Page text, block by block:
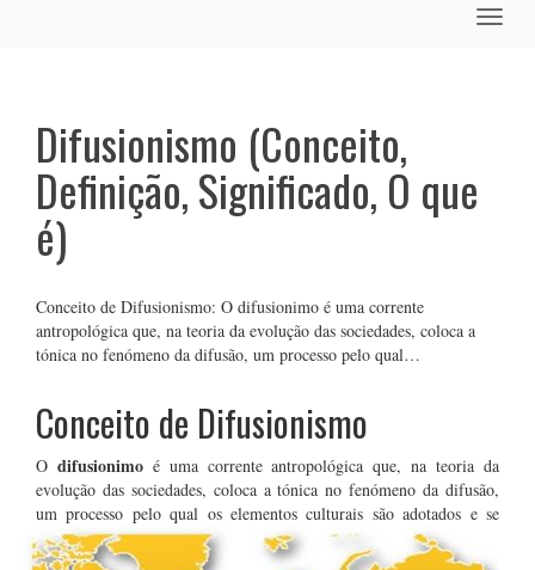
Toggle
Difusionismo (Conceito,
Definição, Significado, O que
é)
Conceito de Difusionismo: O difusionimo é uma corrente
antropológica que, na teoria da evolução das sociedades, coloca a
tónica no fenómeno da difusão, um processo pelo qual…
Conceito de Difusionismo
O difusionimoé uma corrente antropológica que, na teoria da
evolução das sociedades, coloca a tónica no fenómeno da difusão,
um processo pelo qual os elementos culturais sãoadotados e se